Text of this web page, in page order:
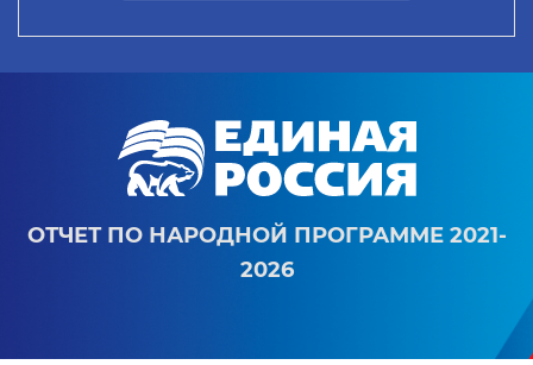
ОТЧЕТ ПО НАРОДНОЙ ПРОГРАММЕ 2021-
2026